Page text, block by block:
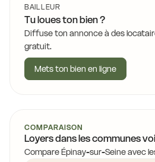
BAILLEUR
Tu loues ton bien ?
Diffuse ton annonce à des
gratuit.
Mets ton bien en ligne
COMPARAISON
Loyers dans les communes
Compare Épinay-sur-Seine avec